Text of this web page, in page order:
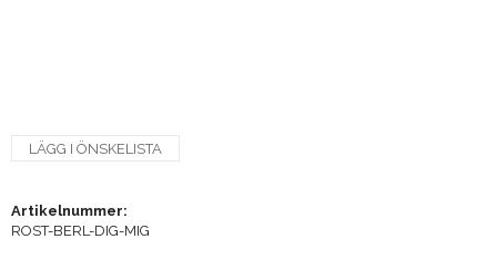
LÄGG I ÖNSKELISTA
Artikelnummer:
ROST-BERL-DIG-MIG